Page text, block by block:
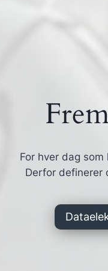
For hver dag
Derfor definerer